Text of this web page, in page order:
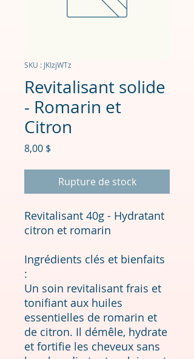
SKU : JKIzjWTz
Revitalisant solide
- Romarin et
Citron
8,00 $
Rupture de stock
Revitalisant 40g - Hydratant
citron et romarin
Ingrédients clés et bienfaits
:
Un soin revitalisant frais et
tonifiant aux huiles
essentielles de romarin et
de citron. Il démêle, hydrate
et fortifie les cheveux sans